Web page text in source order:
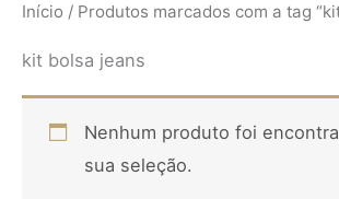
Início / Produtos marcados com a tag
kit bolsa jeans
Nenhum produto foi
sua seleção.